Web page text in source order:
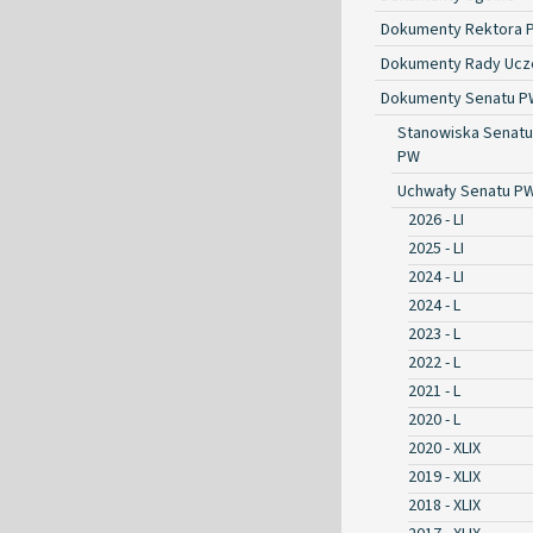
Dokumenty Rektora
Dokumenty Rady
Dokumenty Senatu
Stanowiska Senatu
PW
Uchwały Senatu
2026 - LI
2025 - LI
2024 - LI
2024 - L
2023 - L
2022 - L
2021 - L
2020 - L
2020 - XLIX
2019 - XLIX
2018 - XLIX